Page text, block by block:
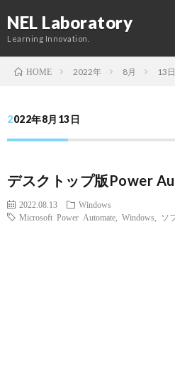
NEL Laboratory
Learning Innovation.
HOME 2022年 8月 13日
2022年8月13日
デスクトップ版Power
2022.08.13
Windows
Microsoft Power Automate
Windows ソ